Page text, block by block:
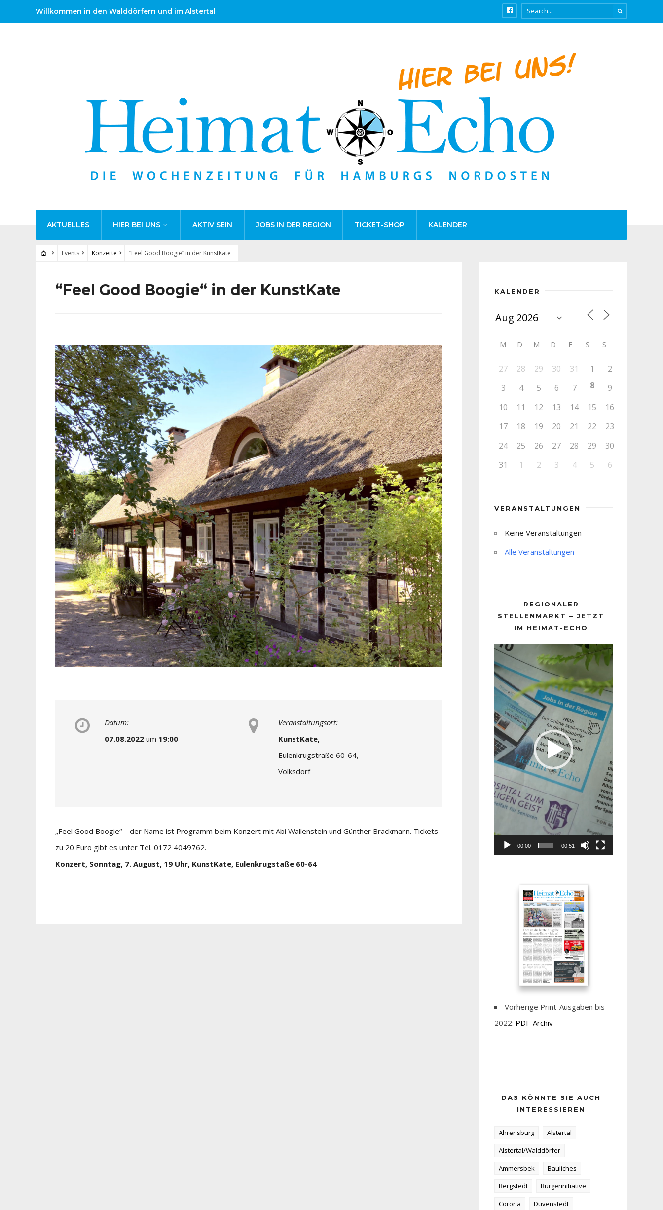
Willkommen in den Walddörfern und im Alstertal
AKTUELLES HIER BEI UNS AKTIV SEIN JOBS IN DER REGION TICKET-SHOP KALENDER
Events Konzerte “Feel Good Boogie“ in der KunstKate
“Feel Good Boogie“ in der KunstKate
Datum:
07.08.2022 um 19:00
Veranstaltungsort:
KunstKate,
Eulenkrugstraße 60-64,
Volksdorf
„Feel Good Boogie“ – der Name ist Programm beim Konzert mit Abi Wallenstein und Günther Brackmann. Tickets
zu 20 Euro gibt es unter Tel. 0172 4049762.
Konzert, Sonntag, 7. August, 19 Uhr, KunstKate, Eulenkrugstaße 60-64
KALENDER
M D M D F S S
27 28 29 30 31 1
2
3
4 5 6 7 8
9
10
11 12 13 14 15
16
17
18 19 20 21 22
23
24
25 26 27 28 29
30
31
1 2 3 4 5 6
VERANSTALTUNGEN
Keine Veranstaltungen
Alle Veranstaltungen
REGIONALER
STELLENMARKT – JETZT
IM HEIMAT-ECHO
Player
00:00 00:51
Vorherige Print-Ausgaben bis
2022: PDF-Archiv
DAS KÖNNTE SIE AUCH
INTERESSIEREN
Ahrensburg
Alstertal
Alstertal/Walddörfer
Ammersbek
Bauliches
Bergstedt
Bürgerinitiative
Corona
Duvenstedt